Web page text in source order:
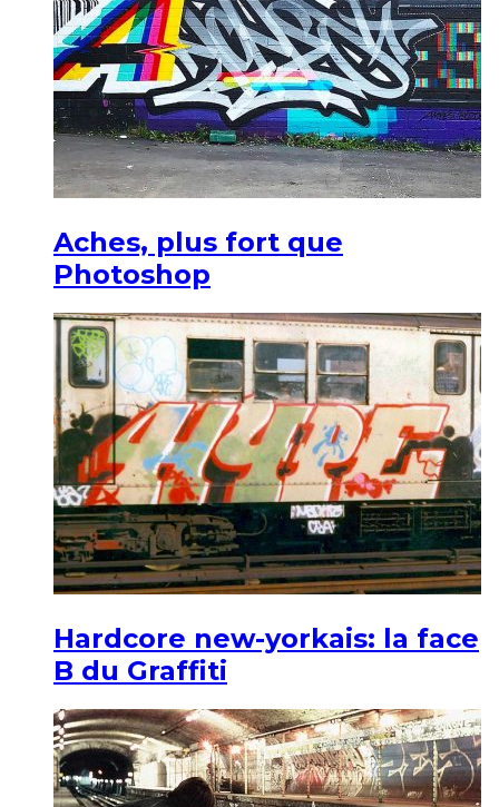
Aches, plus fort que
Photoshop
Hardcore new-yorkais: la face
B du Graffiti